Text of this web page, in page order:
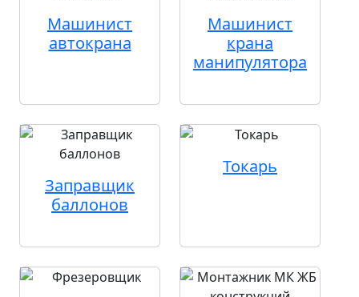
Машинист
автокрана
Машинист
крана
манипулятора
Заправщик
баллонов
Токарь